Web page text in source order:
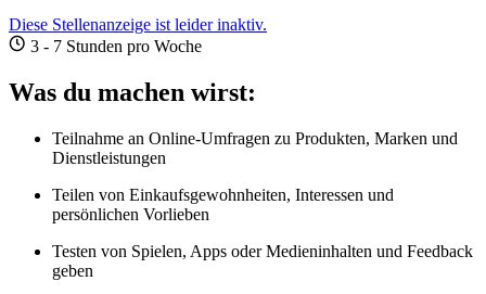
Diese Stellenanzeige ist leider inaktiv.
3 - 7 Stunden pro Woche
Was du machen wirst:
Teilnahme an Online-Umfragen zu Produkten, Marken und
Dienstleistungen
Teilen von Einkaufsgewohnheiten, Interessen und
persönlichen Vorlieben
Testen von Spielen, Apps oder Medieninhalten und Feedback
geben